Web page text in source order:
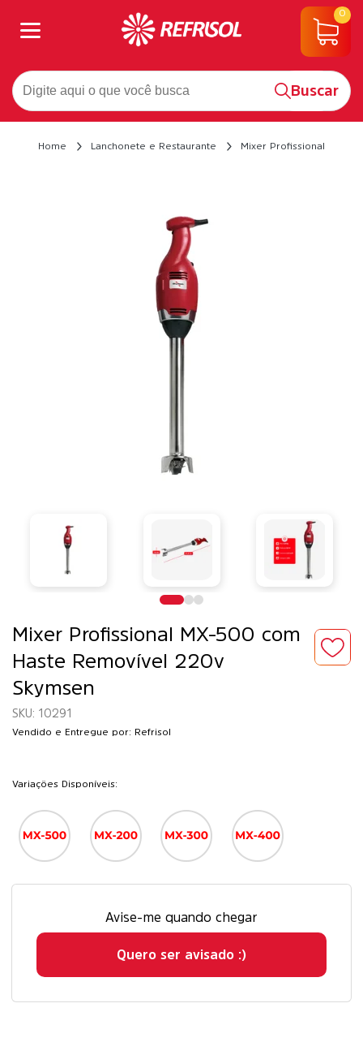
Buscar
0
Home Lanchonete e Restaurante Mixer Profissional
Mixer Profissional MX-500 com
Haste Removível 220v
Skymsen
10291
Vendido e Entregue por: Refrisol
Variações Disponíveis:
Avise-me quando chegar
Quero ser avisado :)